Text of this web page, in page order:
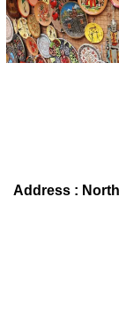
Address :